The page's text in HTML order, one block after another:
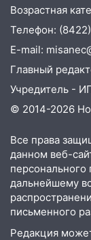
09:35 В
будут
млн рублей
08:22
07:20
06:00 Под
иномарки
05:00
второй
Возрастная
Телефон:
E-mail:
Главный
Учредитель -
© 2014-2026
Все права
данном веб-
дальнейшему
письменного
Редакция